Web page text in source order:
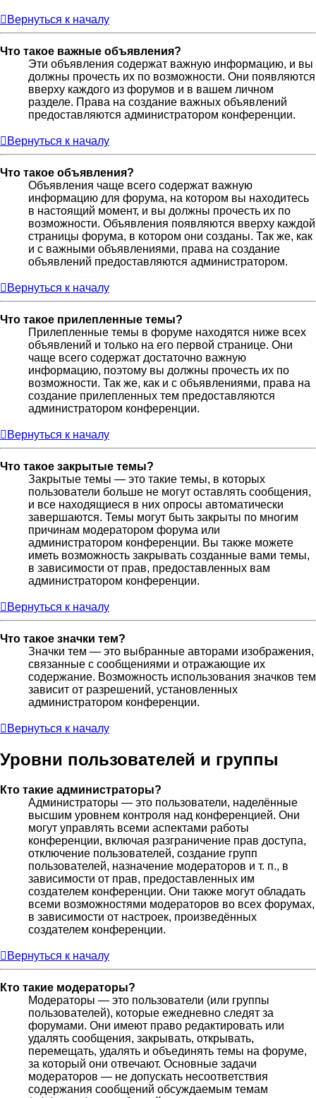
Вернуться к началу
Что такое важные объявления?
Эти объявления содержат важную информацию, и вы
должны прочесть их по возможности. Они появляются
вверху каждого из форумов и в вашем личном
разделе. Права на создание важных объявлений
предоставляются администратором конференции.
Вернуться к началу
Что такое объявления?
Объявления чаще всего содержат важную
информацию для форума, на котором вы находитесь
в настоящий момент, и вы должны прочесть их по
возможности. Объявления появляются вверху каждой
страницы форума, в котором они созданы. Так же, как
и с важными объявлениями, права на создание
объявлений предоставляются администратором.
Вернуться к началу
Что такое прилепленные темы?
Прилепленные темы в форуме находятся ниже всех
объявлений и только на его первой странице. Они
чаще всего содержат достаточно важную
информацию, поэтому вы должны прочесть их по
возможности. Так же, как и с объявлениями, права на
создание прилепленных тем предоставляются
администратором конференции.
Вернуться к началу
Что такое закрытые темы?
Закрытые темы — это такие темы, в которых
пользователи больше не могут оставлять сообщения,
и все находящиеся в них опросы автоматически
завершаются. Темы могут быть закрыты по многим
причинам модератором форума или
администратором конференции. Вы также можете
иметь возможность закрывать созданные вами темы,
в зависимости от прав, предоставленных вам
администратором конференции.
Вернуться к началу
Что такое значки тем?
Значки тем — это выбранные авторами изображения,
связанные с сообщениями и отражающие их
содержание. Возможность использования значков тем
зависит от разрешений, установленных
администратором конференции.
Вернуться к началу
Уровни пользователей и группы
Кто такие администраторы?
Администраторы — это пользователи, наделённые
высшим уровнем контроля над конференцией. Они
могут управлять всеми аспектами работы
конференции, включая разграничение прав доступа,
отключение пользователей, создание групп
пользователей, назначение модераторов и т. п., в
зависимости от прав, предоставленных им
создателем конференции. Они также могут обладать
всеми возможностями модераторов во всех форумах,
в зависимости от настроек, произведённых
создателем конференции.
Вернуться к началу
Кто такие модераторы?
Модераторы — это пользователи (или группы
пользователей), которые ежедневно следят за
форумами. Они имеют право редактировать или
удалять сообщения, закрывать, открывать,
перемещать, удалять и объединять темы на форуме,
за который они отвечают. Основные задачи
модераторов — не допускать несоответствия
содержания сообщений обсуждаемым темам